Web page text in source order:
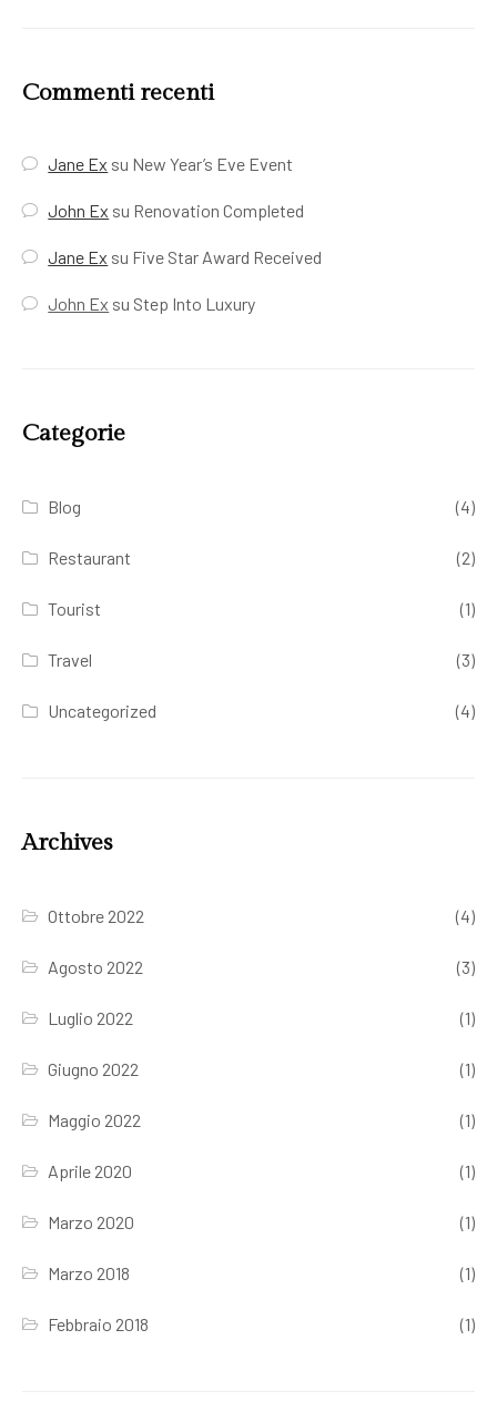
Commenti recenti
Jane Ex su New Year’s Eve Event
John Ex su Renovation Completed
Jane Ex su Five Star Award Received
John Ex su Step Into Luxury
Categorie
Blog (4)
Restaurant (2)
Tourist (1)
Travel (3)
Uncategorized (4)
Archives
Ottobre 2022 (4)
Agosto 2022 (3)
Luglio 2022 (1)
Giugno 2022 (1)
Maggio 2022 (1)
Aprile 2020 (1)
Marzo 2020 (1)
Marzo 2018 (1)
Febbraio 2018 (1)